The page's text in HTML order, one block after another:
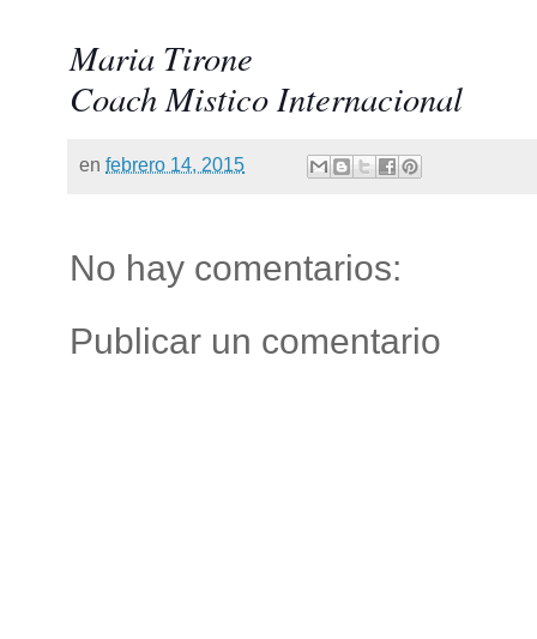
Maria Tirone
Coach Mistico Internacional
en febrero 14, 2015
No hay comentarios:
Publicar un comentario